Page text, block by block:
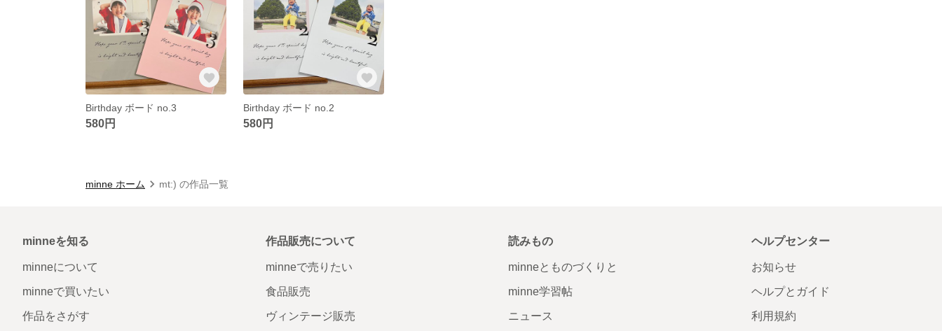
Birthday ボード no.3
580円
Birthday ボード no.2
580円
minne ホーム mt:) の作品一覧
minneを知る
minneについて
minneで買いたい
作品をさがす
作品販売について
minneで売りたい
食品販売
ヴィンテージ販売
読みもの
minneとものづくりと
minne学習帖
ニュース
ヘルプセンター
お知らせ
ヘルプとガイド
利用規約